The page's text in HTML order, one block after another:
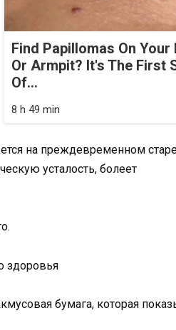
Find Papillomas On Your
Or Armpit? It's The First
Of...
8 h 49 min
на преждевременном
усталость, болеет
бумага, которая